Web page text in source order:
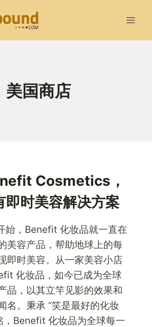
美国商店
Cosmetics，
即时美容解决方案
始，Benefit 化妆品就一直在
美容产品，帮助地球上的每
即时美容。从一家美容小店
化妆品，如今已成为全球
品，以其立竿见影的效果和
名。秉承 “笑是最好的化妆
，Benefit 化妆品为全球每一